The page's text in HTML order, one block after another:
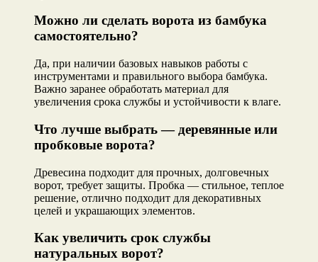
Можно ли сделать ворота из бамбука
самостоятельно?
Да, при наличии базовых навыков работы с
инструментами и правильного выбора бамбука.
Важно заранее обработать материал для
увеличения срока службы и устойчивости к влаге.
Что лучше выбрать — деревянные или
пробковые ворота?
Древесина подходит для прочных, долговечных
ворот, требует защиты. Пробка — стильное, теплое
решение, отлично подходит для декоративных
целей и украшающих элементов.
Как увеличить срок службы
натуральных ворот?